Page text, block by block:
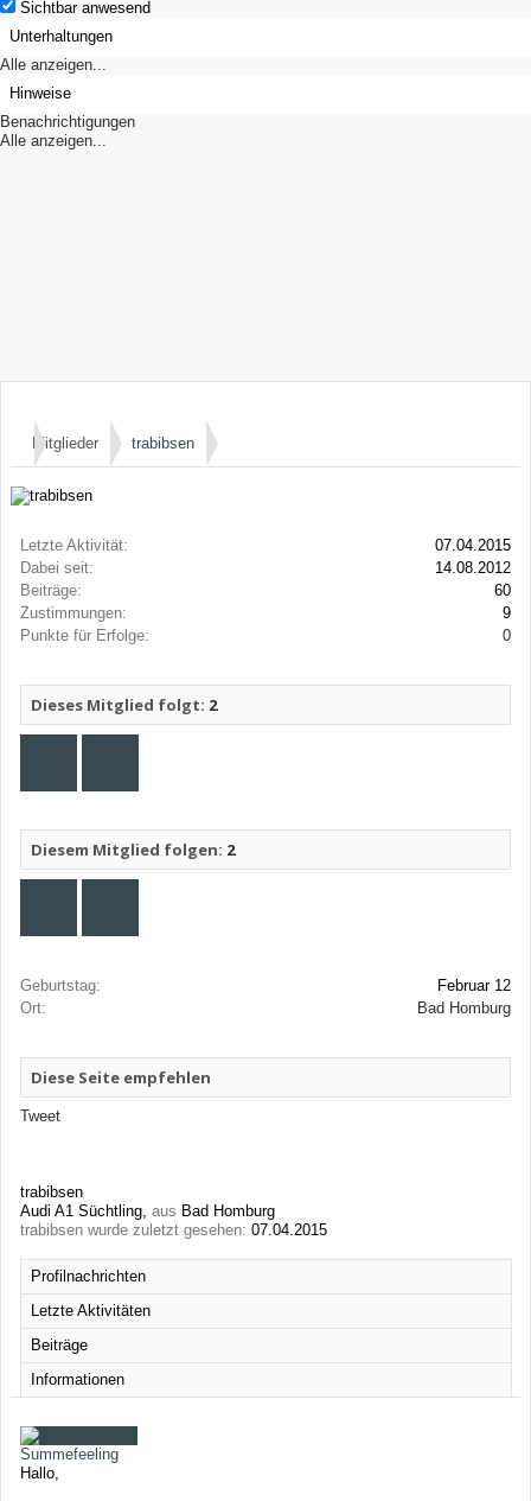
Sichtbar anwesend
Unterhaltungen
Alle anzeigen...
Hinweise
Benachrichtigungen
Alle anzeigen...
Mitglieder trabibsen
Letzte Aktivität:
07.04.2015
Dabei seit:
14.08.2012
Beiträge:
60
Zustimmungen:
9
Punkte für Erfolge:
0
Dieses Mitglied folgt: 2
Diesem Mitglied folgen: 2
Geburtstag:
Februar 12
Ort:
Bad Homburg
Diese Seite empfehlen
Tweet
trabibsen
Audi A1 Süchtling, aus Bad Homburg
trabibsen wurde zuletzt gesehen: 07.04.2015
Profilnachrichten
Letzte Aktivitäten
Beiträge
Informationen
Summefeeling
Hallo,